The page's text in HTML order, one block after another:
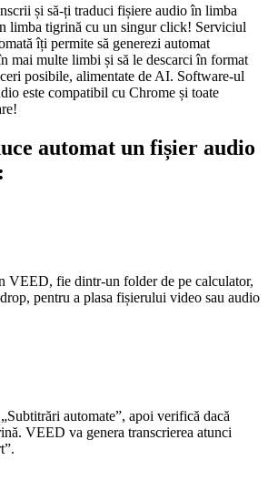
și să-ți traduci fișiere audio în limba
limba tigrină cu un singur click! Serviciul
îți permite să generezi automat
mai multe limbi și să le descarci în format
posibile, alimentate de AI. Software-ul
este compatibil cu Chrome și toate
automat un fișier audio
VEED, fie dintr-un folder de pe calculator,
pentru a plasa fișierului video sau audio
automate”, apoi verifică dacă
VEED va genera transcrierea atunci